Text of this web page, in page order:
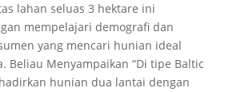
lahan seluas 3 hektare ini
mempelajari demografi dan
yang mencari hunian ideal
Beliau Menyampaikan “Di tipe Baltic
hunian dua lantai dengan